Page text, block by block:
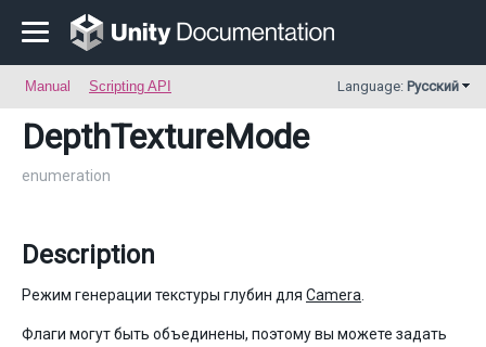
Manual Scripting API Language: Русский
DepthTextureMode
enumeration
Description
Режим генерации текстуры глубин для Camera
Флаги могут быть объединены, поэтому вы можете задать